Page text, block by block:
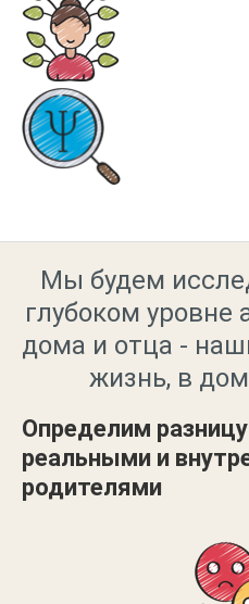
Мы будем
глубоком уровне
дома и отца -
жизнь, в
Определим
реальными и
родителями